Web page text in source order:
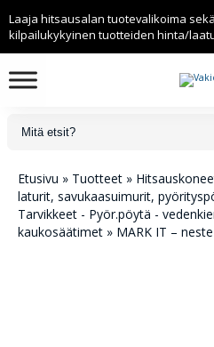
Laaja hitsausalan tuotevalikoima sekä
kilpailukykyinen tuotteiden hinta/
Etusivu » Tuotteet »
laturit, savukaasuimurit,
Tarvikkeet - Pyör.pöytä -
kaukosäätimet » MARK IT –